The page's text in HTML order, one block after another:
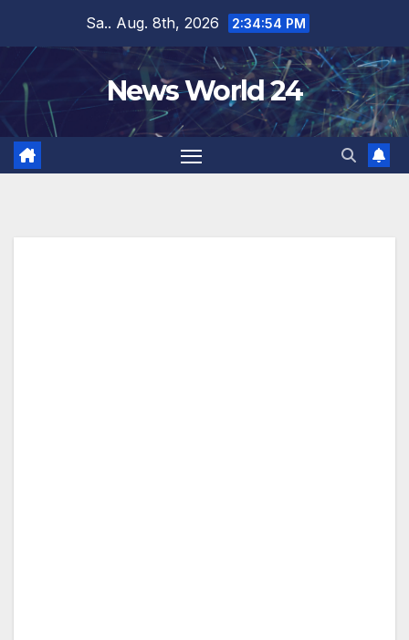
springen
Sa.. Aug. 8th, 2026 2:34:55 PM
News World 24